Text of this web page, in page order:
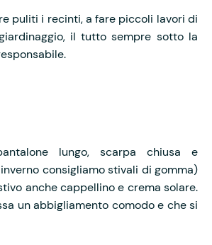
puliti i recinti, a fare piccoli lavori di
il tutto sempre sotto la
lungo, scarpa chiusa e
consigliamo stivali di gomma)
anche cappellino e crema solare.
un abbigliamento comodo e che si